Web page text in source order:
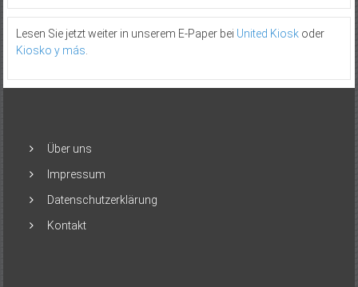
Lesen Sie jetzt weiter in unserem E-Paper bei United Kioskoder
Kiosko y más.
Über uns
Impressum
Datenschutzerklärung
Kontakt